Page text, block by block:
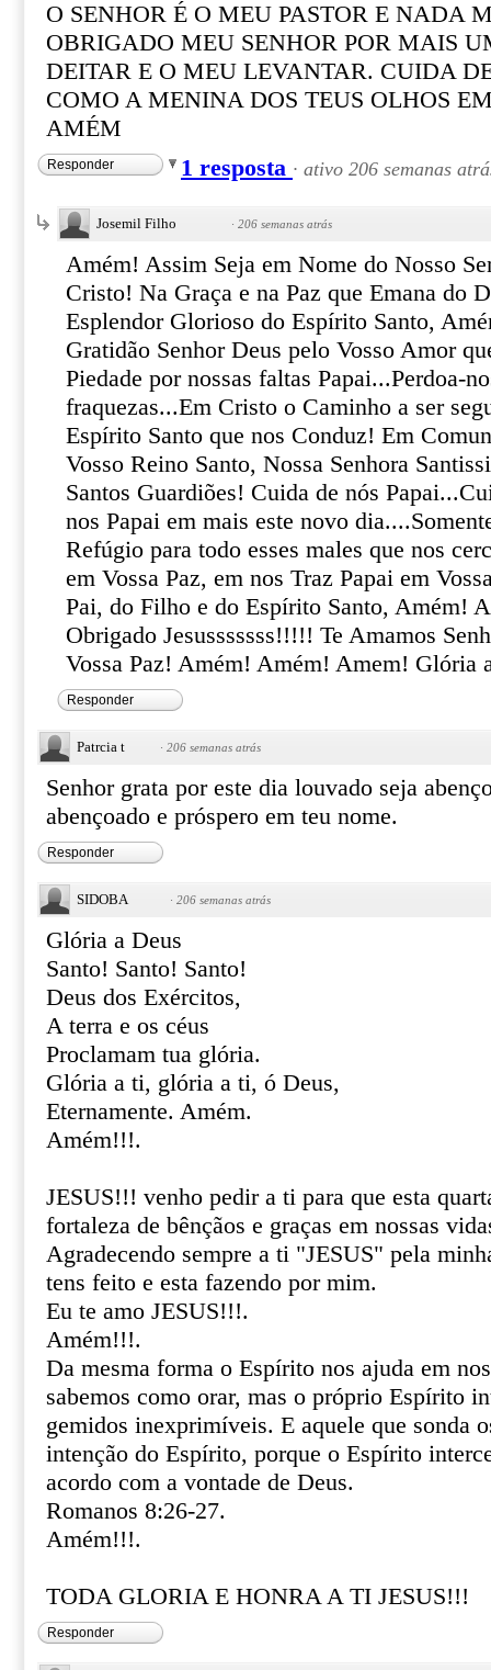
O SENHOR É O MEU PASTOR E NADA
OBRIGADO MEU SENHOR POR MAIS
DEITAR E O MEU LEVANTAR. CUIDA
COMO A MENINA DOS TEUS OLHOS
AMÉM
Responder 1 resposta · ativo 206 semanas
Josemil Filho · 206 semanas atrás
Amém! Assim Seja em Nome do Nosso
Cristo! Na Graça e na Paz que Emana do
Esplendor Glorioso do Espírito Santo,
Gratidão Senhor Deus pelo Vosso Amor
Piedade por nossas faltas Papai...Perdoa-
fraquezas...Em Cristo o Caminho a ser
Espírito Santo que nos Conduz! Em
Vosso Reino Santo, Nossa Senhora
Santos Guardiões! Cuida de nós
nos Papai em mais este novo
Refúgio para todo esses males que nos
em Vossa Paz, em nos Traz Papai em
Pai, do Filho e do Espírito Santo, Amém!
Obrigado Jesusssssss!!!!! Te Amamos
Vossa Paz! Amém! Amém! Amem! Glória
Responder
Patrcia t · 206 semanas atrás
Senhor grata por este dia louvado seja
abençoado e próspero em teu nome.
Responder
SIDOBA · 206 semanas atrás
Glória a Deus
Santo! Santo! Santo!
Deus dos Exércitos,
A terra e os céus
Proclamam tua glória.
Glória a ti, glória a ti, ó Deus,
Eternamente. Amém.
Amém!!!.
JESUS!!! venho pedir a ti para que esta
fortaleza de bênçãos e graças em nossas
Agradecendo sempre a ti "JESUS" pela
tens feito e esta fazendo por mim.
Eu te amo JESUS!!!.
Amém!!!.
Da mesma forma o Espírito nos ajuda em
sabemos como orar, mas o próprio Espírito
gemidos inexprimíveis. E aquele que sonda
intenção do Espírito, porque o Espírito
acordo com a vontade de Deus.
Romanos 8:26-27.
Amém!!!.
TODA GLORIA E HONRA A TI JESUS!!!
Responder